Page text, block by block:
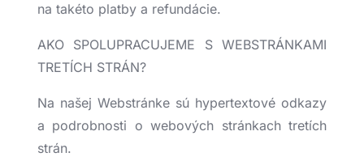
na takéto platby a refundácie.
AKO SPOLUPRACUJEME S WEBSTRÁNKAMI
TRETÍCH STRÁN?
Na našej Webstránke sú hypertextové odkazy
a podrobnosti o webových stránkach tretích
strán.